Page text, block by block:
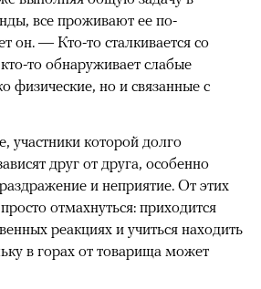
все проживают ее по-
он. — Кто-то сталкивается со
то обнаруживает слабые
физические, но и связанные с
участники которой долго
друг от друга, особенно
и неприятие. От этих
отмахнуться: приходится
реакциях и учиться находить
в горах от товарища может